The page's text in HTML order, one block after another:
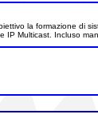
la formazione di
IP Multicast. Incluso